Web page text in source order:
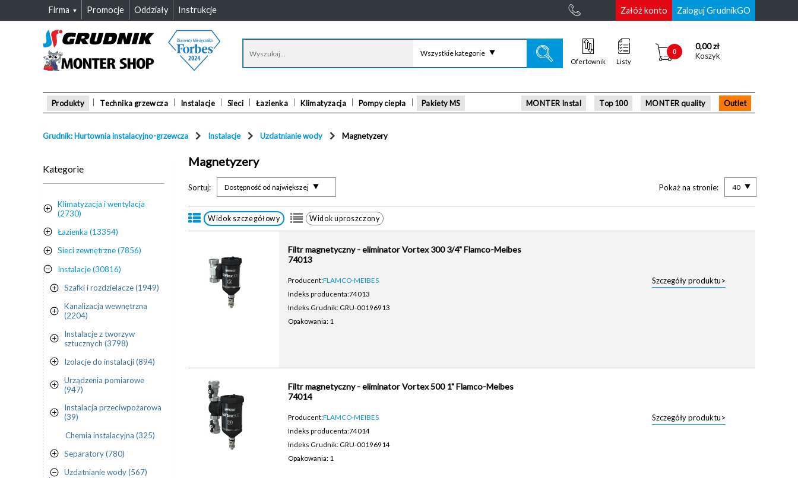
Załóż konto Zaloguj GrudnikGO
Firma Promocje Oddziały Instrukcje
Wszystkie kategorie 0
0,00 zł
Koszyk
Ofertownik Listy
Produkty Technika grzewcza Instalacje Sieci Łazienka Klimatyzacja Pompy ciepła Pakiety MS MONTER Instal Top 100 MONTER quality Outlet
Grudnik: Hurtownia instalacyjno-grzewcza Instalacje Uzdatnianie wody Magnetyzery
Kategorie
Klimatyzacja i wentylacja
(2730)
Łazienka (13354)
Sieci zewnętrzne (7856)
Instalacje (30816)
Szafki i rozdzielacze (1949)
Kanalizacja wewnętrzna
(2204)
Instalacje z tworzyw
sztucznych (3798)
Izolacje do instalacji (894)
Urządzenia pomiarowe
(947)
Instalacja przeciwpożarowa
(39)
Chemia instalacyjna (325)
Separatory (780)
Uzdatnianie wody (567)
Magnetyzery
Sortuj: Dostępność od największej Pokaż na stronie: 40
Widok szczegółowy Widok uproszczony
Filtr magnetyczny - eliminator Vortex 300 3/4" Flamco-Meibes
74013
Producent:FLAMCO-MEIBES
Indeks producenta:74013
Indeks Grudnik: GRU-00196913
Opakowania: 1
Szczegóły produktu>
Filtr magnetyczny - eliminator Vortex 500 1" Flamco-Meibes
74014
Producent:FLAMCO-MEIBES
Indeks producenta:74014
Indeks Grudnik: GRU-00196914
Opakowania: 1
Szczegóły produktu>